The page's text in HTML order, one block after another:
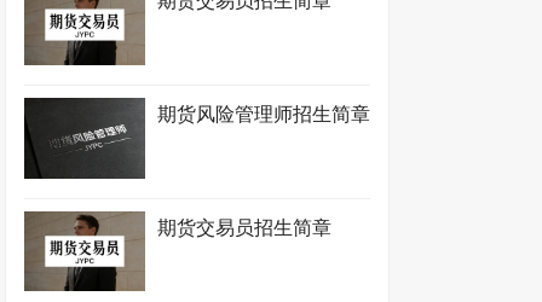
期货风险管理师招生简章
期货交易员招生简章